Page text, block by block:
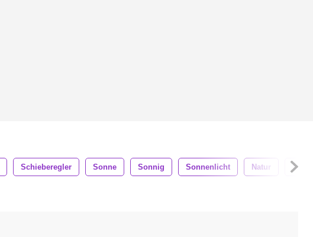
Schieberegler Sonne Sonnig Sonnenlicht Natur